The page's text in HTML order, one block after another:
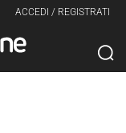
ACCEDI / REGISTRATI